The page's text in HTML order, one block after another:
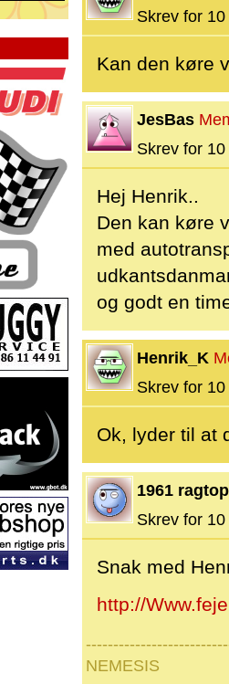
Skrev for
Kan den køre
JesBas
Skrev for
Hej Henrik..
Den kan køre
med
og godt en
Henrik_K
Skrev for
Ok, lyder til at
1961 ragtop
Skrev for
Snak med
http://
NEMESIS